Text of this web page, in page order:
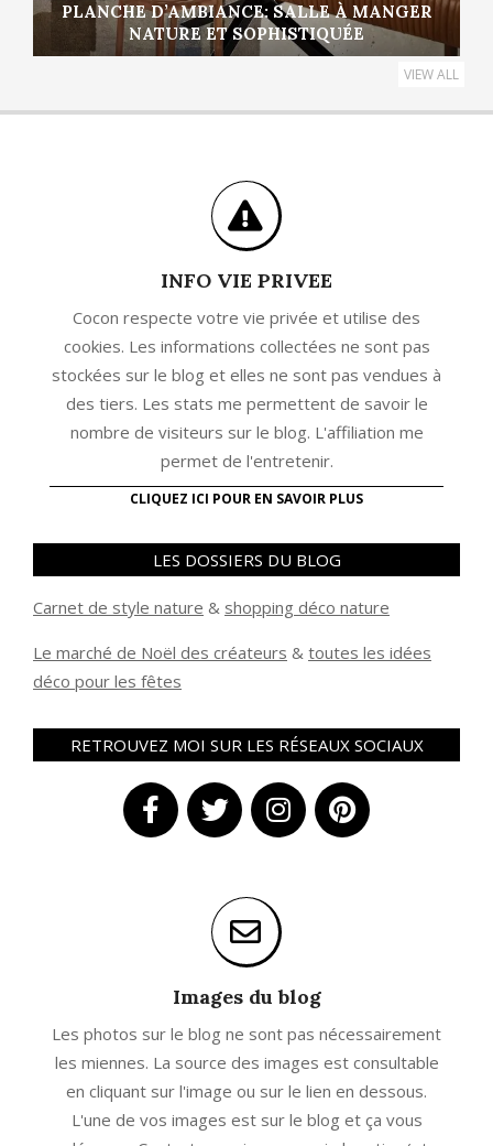
PLANCHE D’AMBIANCE: SALLE À MANGER
NATURE ET SOPHISTIQUÉE
VIEW ALL
INFO VIE PRIVEE
Cocon respecte votre vie privée et utilise des
cookies. Les informations collectées ne sont pas
stockées sur le blog et elles ne sont pas vendues à
des tiers. Les stats me permettent de savoir le
nombre de visiteurs sur le blog. L'affiliation me
permet de l'entretenir.
CLIQUEZ ICI POUR EN SAVOIR PLUS
LES DOSSIERS DU BLOG
Carnet de style nature & shopping déco nature
Le marché de Noël des créateurs & toutes les idées
déco pour les fêtes
RETROUVEZ MOI SUR LES RÉSEAUX SOCIAUX
Images du blog
Les photos sur le blog ne sont pas nécessairement
les miennes. La source des images est consultable
en cliquant sur l'image ou sur le lien en dessous.
L'une de vos images est sur le blog et ça vous